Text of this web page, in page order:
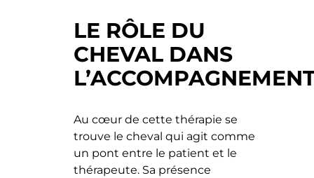
LE RÔLE DU
CHEVAL DANS
Au cœur de cette thérapie se
trouve le cheval qui agit comme
un pont entre le patient et le
thérapeute. Sa présence